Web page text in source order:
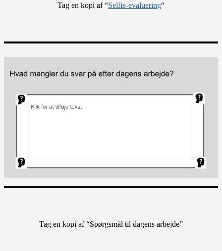
Tag en kopi af “Selfie-evaluering“
Tag en kopi af “Spørgsmål til dagens arbejde”